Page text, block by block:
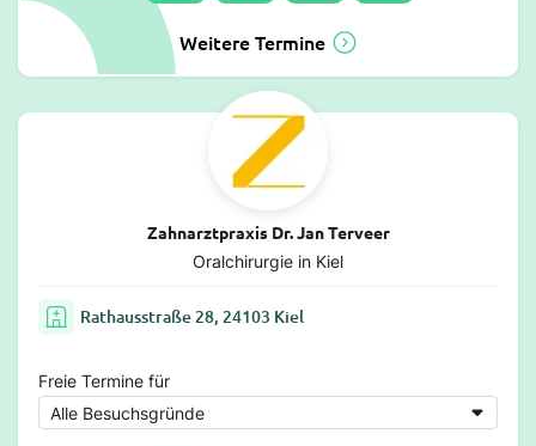
Weitere Termine
Zahnarztpraxis Dr. Jan Terveer
Oralchirurgie in Kiel
Rathausstraße 28, 24103 Kiel
Freie Termine für